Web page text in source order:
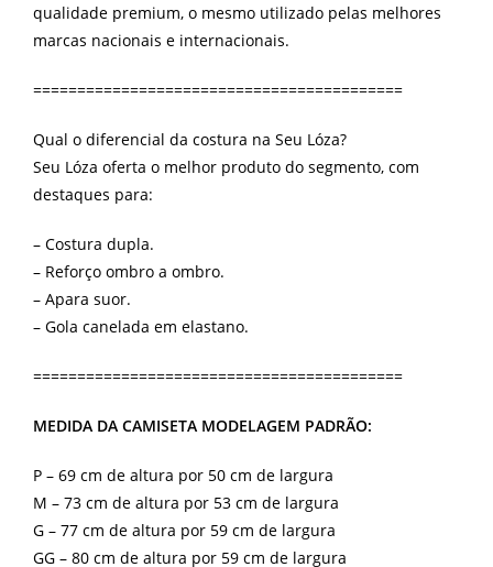
qualidade premium, o mesmo utilizado pelas melhores
marcas nacionais e internacionais.
==========================================
Qual o diferencial da costura na Seu Lóza?
Seu Lóza oferta o melhor produto do segmento, com
destaques para:
– Costura dupla.
– Reforço ombro a ombro.
– Apara suor.
– Gola canelada em elastano.
==========================================
MEDIDA DA CAMISETA MODELAGEM PADRÃO:
P – 69 cm de altura por 50 cm de largura
M – 73 cm de altura por 53 cm de largura
G – 77 cm de altura por 59 cm de largura
GG – 80 cm de altura por 59 cm de largura